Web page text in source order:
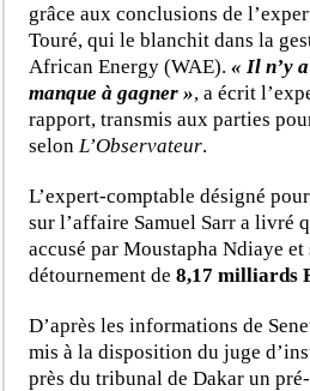
grâce aux conclusions de
Touré, qui le blanchit dans la
African Energy (WAE).« Il n’y
manque à gagner », a écrit
rapport, transmis aux parties
selon L’Observateur.
L’expert-comptable désigné
sur l’affaire Samuel Sarr a livré
accusé par Moustapha Ndiaye
détournement de8,17 milliards
D’après les informations de
mis à la disposition du juge
près du tribunal de Dakar un